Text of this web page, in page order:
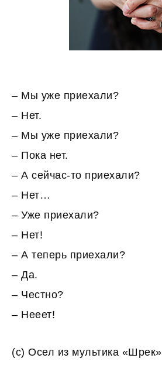
– Мы уже приехали?
– Нет.
– Мы уже приехали?
– Пока нет.
– А сейчас-то приехали?
– Нет…
– Уже приехали?
– Нет!
– А теперь приехали?
– Да.
– Честно?
– Нееет!
(с) Осел из мультика «Шрек»